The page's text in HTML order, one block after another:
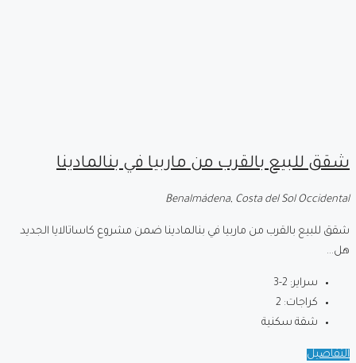
شقق للبيع بالقرب من ماربيا في بنالمادينا
Benalmádena, Costa del Sol Occidental
شقق للبيع بالقرب من ماربيا في بنالمادينا ضمن مشروع كاساتالايا الجديد
هل...
سراير: 2-3
كراجات: 2
شقة سكنية
التفاصيل